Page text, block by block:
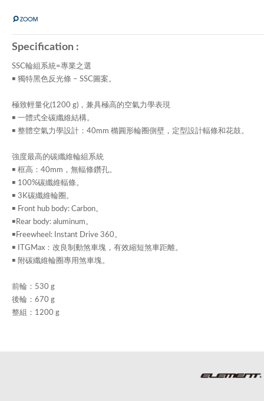
Specification :
SSC輪組系統=專業之選
￭ 獨特黑色反光條 – SSC圖案。
極致輕量化(1200 g)，兼具極高的空氣力學表現
￭ 一體式全碳纖維結構。
￭ 整體空氣力學設計：40mm 橢圓形輪圈側壁，定型設計輻條和花鼓。
強度最高的碳纖維輪組系統
￭ 框高：40mm，無輻條鑽孔。
￭ 100%碳纖維輻條。
￭ 3K碳纖維輪圈。
￭ Front hub body: Carbon。
￭Rear body: aluminum。
￭Freewheel: Instant Drive 360。
￭ ITGMax：改良制動煞車塊，有效縮短煞車距離。
￭ 附碳纖維輪圈專用煞車塊。
前輪：530 g
後輪：670 g
整組：1200 g